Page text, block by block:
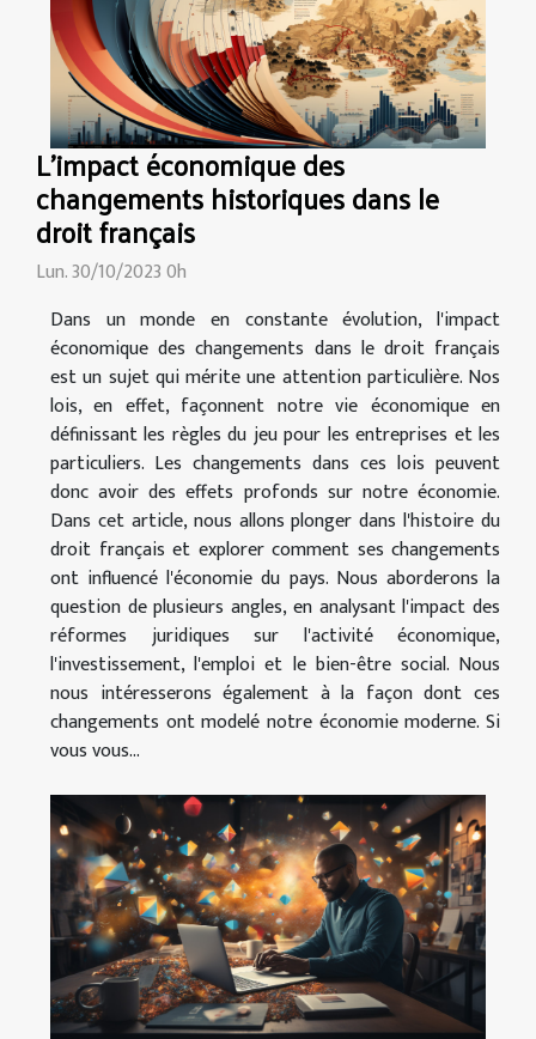
L'impact économique des
changements historiques dans le
droit français
Lun. 30/10/2023 0h
Dans un monde en constante évolution, l'impact
économique des changements dans le droit français
est un sujet qui mérite une attention particulière. Nos
lois, en effet, façonnent notre vie économique en
définissant les règles du jeu pour les entreprises et les
particuliers. Les changements dans ces lois peuvent
donc avoir des effets profonds sur notre économie.
Dans cet article, nous allons plonger dans l'histoire du
droit français et explorer comment ses changements
ont influencé l'économie du pays. Nous aborderons la
question de plusieurs angles, en analysant l'impact des
réformes juridiques sur l'activité économique,
l'investissement, l'emploi et le bien-être social. Nous
nous intéresserons également à la façon dont ces
changements ont modelé notre économie moderne. Si
vous vous...